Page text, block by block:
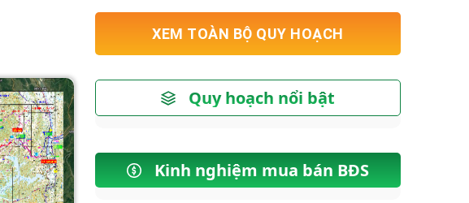
XEM TOÀN BỘ QUY HOẠCH
Quy hoạch nổi bật
Kinh nghiệm mua bán BĐS